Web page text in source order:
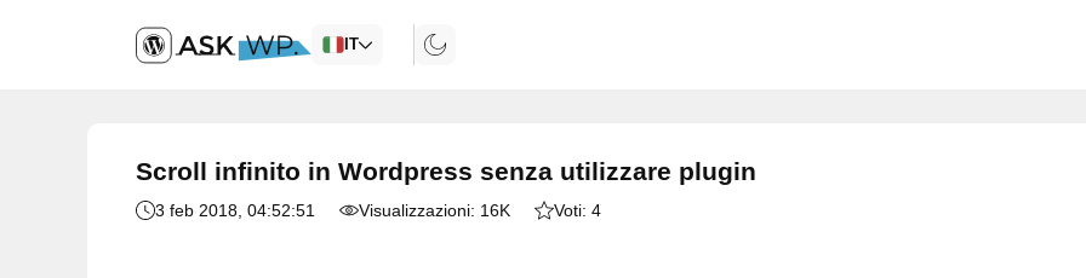
IT
Scroll infinito in Wordpress senza utilizzare plugin
3 feb 2018 , 04:52:51 Visualizzazioni: 16K Voti: 4